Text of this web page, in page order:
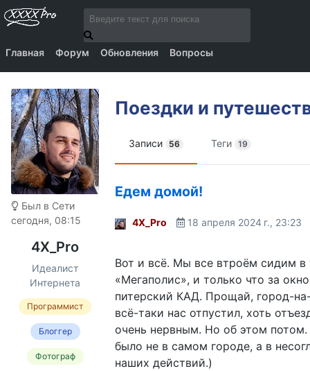
Главная Форум Обновления Вопросы
Был в Сети
сегодня, 08:15
4X_Pro
Идеалист
Интернета
Программист
Блоггер
Фотограф
Поездки и
Записи 56 Теги 19
Едем домой!
4X_Pro 18 апреля 2024 г., 23:23
Вот и всё. Мы все втроём сидим в
«Мегаполис», и только что за
питерский КАД. Прощай, город-
всё-таки нас отпустил, хоть
очень нервным. Но об этом
было не в самом городе, а в
наших действий.)